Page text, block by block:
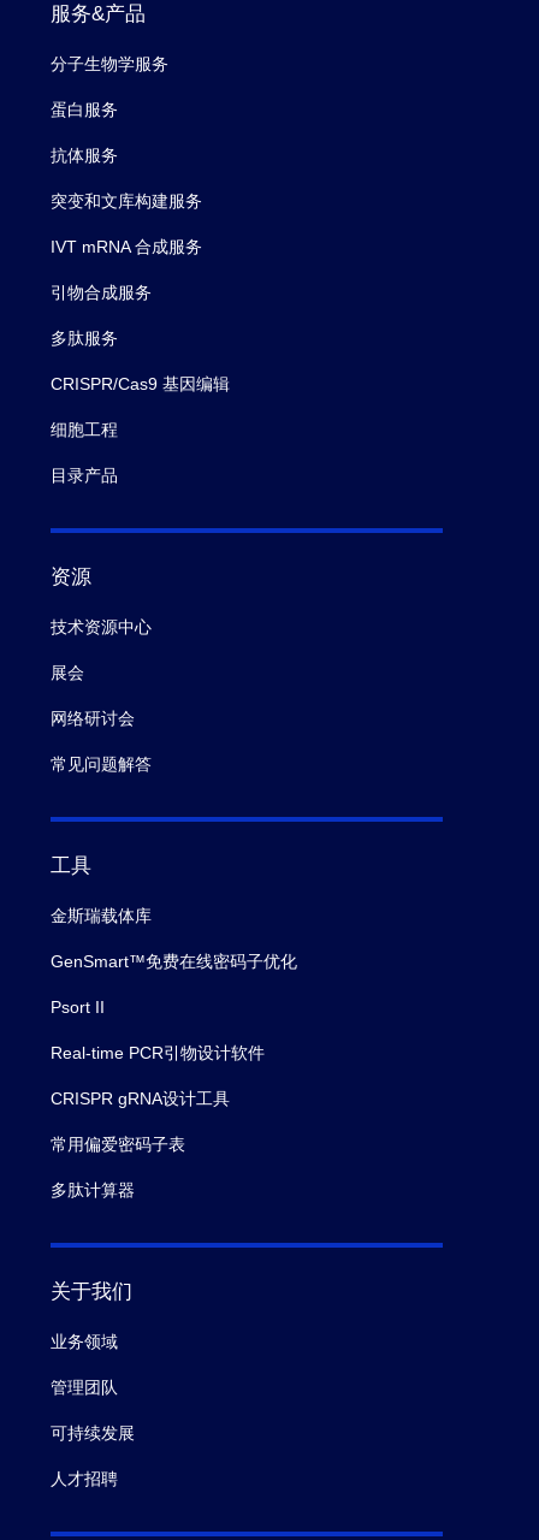
服务&产品
分子生物学服务
蛋白服务
抗体服务
突变和文库构建服务
IVT mRNA 合成服务
引物合成服务
多肽服务
CRISPR/Cas9 基因编辑
细胞工程
目录产品
资源
技术资源中心
展会
网络研讨会
常见问题解答
工具
金斯瑞载体库
GenSmart™免费在线密码子优化
Psort II
Real-time PCR引物设计软件
CRISPR gRNA设计工具
常用偏爱密码子表
多肽计算器
关于我们
业务领域
管理团队
可持续发展
人才招聘